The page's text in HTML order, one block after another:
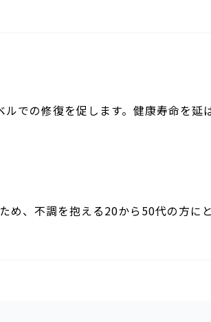
での修復を促します。健康寿命を延
め、不調を抱える20から50代の方に